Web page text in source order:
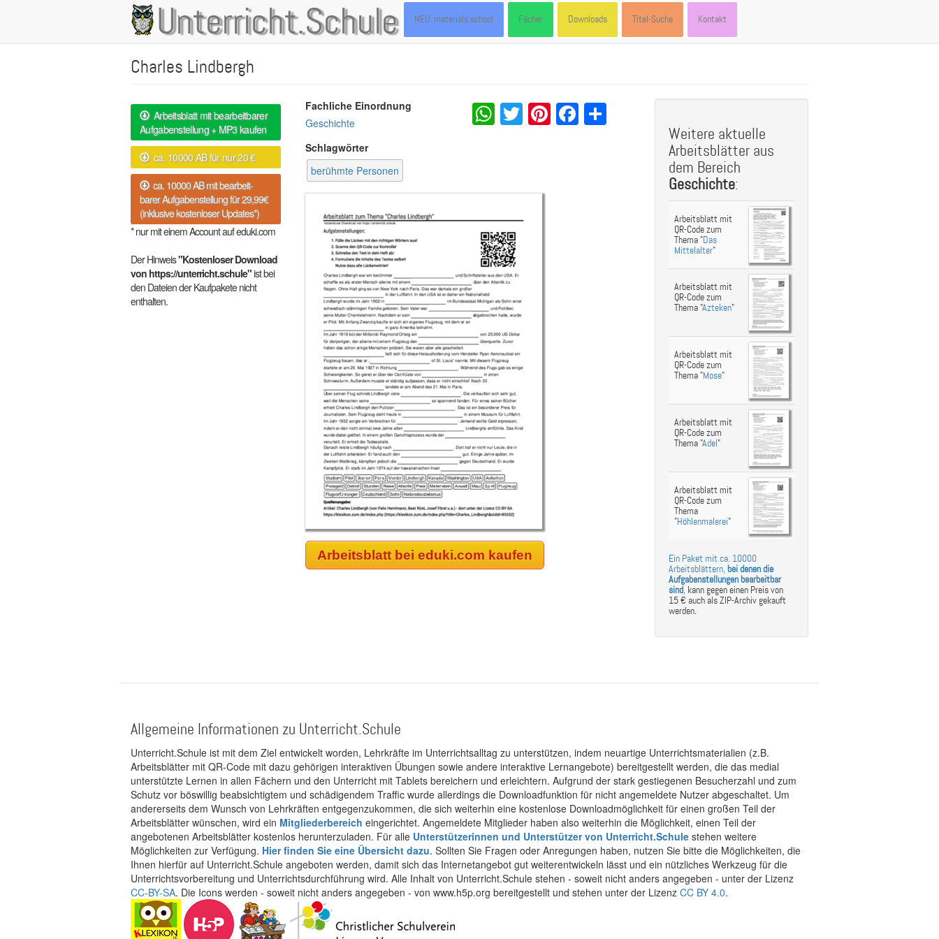
Unterricht.Schule
Main
navigation
NEU: materials.school Fächer Downloads Titel-Suche Kontakt
Charles Lindbergh
Arbeitsblatt mit bearbeitbarer
Aufgabenstellung + MP3 kaufen
ca. 10000 AB für nur 20 €
ca. 10000 AB mit bearbeit-
barer Aufgabenstellung für 29,99€
(inklusive kostenloser Updates*)
* nur mit einem Account auf eduki.com
Der Hinweis"Kostenloser Download
von https://unterricht.schule"ist bei
den Dateien der Kaufpakete nicht
enthalten.
Fachliche Einordnung
Geschichte
Schlagwörter
berühmte Personen
WhatsApp
Twitter
Pinterest
Facebook
Share
Arbeitsblatt bei eduki.com kaufen
Weitere aktuelle
Arbeitsblätter aus
dem Bereich
Geschichte:
Arbeitsblatt mit
QR-Code zum
Thema "Das
Mittelalter"
Arbeitsblatt mit
QR-Code zum
Thema "Azteken"
Arbeitsblatt mit
QR-Code zum
Thema "Mose"
Arbeitsblatt mit
QR-Code zum
Thema "Adel"
Arbeitsblatt mit
QR-Code zum
Thema
"Höhlenmalerei"
Ein Paket mit ca. 10000
Arbeitsblättern, bei denen die
Aufgabenstellungen bearbeitbar
sind, kann gegen einen Preis von
15 € auch als ZIP-Archiv gekauft
werden.
Allgemeine Informationen zu Unterricht.Schule
Unterricht.Schule ist mit dem Ziel entwickelt worden, Lehrkräfte im Unterrichtsalltag zu unterstützen, indem neuartige Unterrichtsmaterialien (z.B.
Arbeitsblätter mit QR-Code mit dazu gehörigen interaktiven Übungen sowie andere interaktive Lernangebote) bereitgestellt werden, die das medial
unterstützte Lernen in allen Fächern und den Unterricht mit Tablets bereichern und erleichtern. Aufgrund der stark gestiegenen Besucherzahl und zum
Schutz vor böswillig beabsichtigtem und schädigendem Traffic wurde allerdings die Downloadfunktion für nicht angemeldete Nutzer abgeschaltet. Um
andererseits dem Wunsch von Lehrkräften entgegenzukommen, die sich weiterhin eine kostenlose Downloadmöglichkeit für einen großen Teil der
Arbeitsblätter wünschen, wird ein Mitgliederbereich eingerichtet. Angemeldete Mitglieder haben also weiterhin die Möglichkeit, einen Teil der
angebotenen Arbeitsblätter kostenlos herunterzuladen. Für alle Unterstützerinnen und Unterstützer von Unterricht.Schule stehen weitere
Möglichkeiten zur Verfügung. Hier finden Sie eine Übersicht dazu. Sollten Sie Fragen oder Anregungen haben, nutzen Sie bitte die Möglichkeiten, die
Ihnen hierfür auf Unterricht.Schule angeboten werden, damit sich das Internetangebot gut weiterentwickeln lässt und ein nützliches Werkzeug für die
Unterrichtsvorbereitung und Unterrichtsdurchführung wird. Alle Inhalt von Unterricht.Schule stehen - soweit nicht anders angegeben - unter der Lizenz
CC-BY-SA. Die Icons werden - soweit nicht anders angegeben - von www.h5p.org bereitgestellt und stehen unter der Lizenz CC BY 4.0.